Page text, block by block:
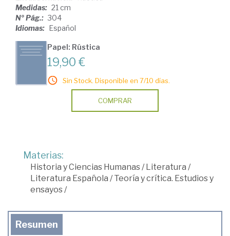
Medidas: 21 cm
Nº Pág.: 304
Idiomas: Español
Papel: Rústica
19,90 €
Sin Stock. Disponible en 7/10 días.
COMPRAR
Materias:
Historia y Ciencias Humanas /Literatura /
Literatura Española /Teoría y crítica. Estudios y
ensayos /
Resumen